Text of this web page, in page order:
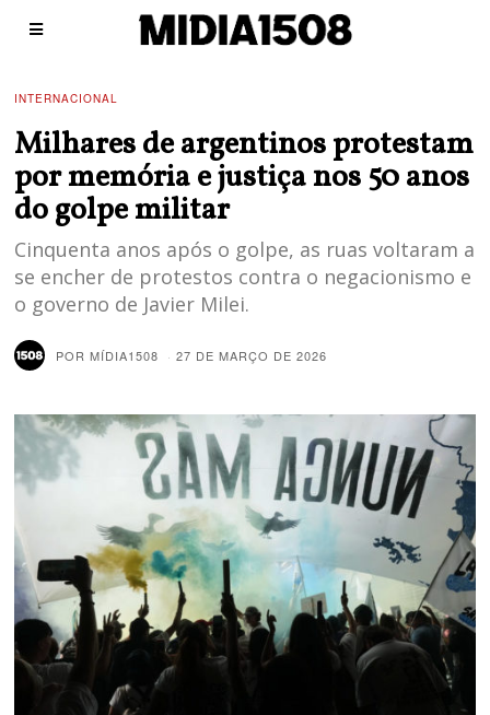
INTERNACIONAL
Milhares de argentinos protestam
por memória e justiça nos 50 anos
do golpe militar
Cinquenta anos após o golpe, as ruas voltaram a
se encher de protestos contra o negacionismo e
o governo de Javier Milei.
PORMÍDIA1508 27 DE MARÇO DE 2026